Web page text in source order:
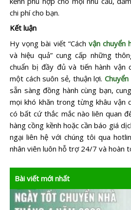
chi phí cho bạn.
Kết luận
Hy vọng bài viết “Cách vận chuyển
và hiệu quả” cung cấp những
chuẩn bị đầy đủ và tiến hành vận
một cách suôn sẻ, thuận lợi.
sẵn sàng đồng hành cùng bạn,
mọi khó khăn trong từng khâu vận
có bất cứ thắc mắc nào liên quan
hàng cồng kềnh hoặc cần báo giá
ngại liên hệ với chúng tôi qua
nhân viên luôn hỗ trợ 24/7 và hoàn
Bài viết mới nhất